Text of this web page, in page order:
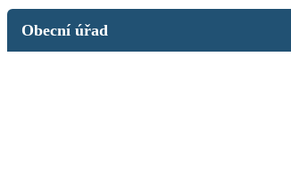
Obecní úřad